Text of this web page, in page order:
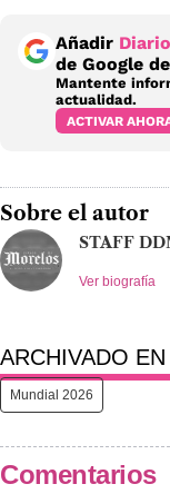
Añadir
de Google
Mantente
actualidad.
ACTIVAR
Sobre el autor
STAFF
Ver biografía
ARCHIVADO EN
Mundial 2026
Comentarios